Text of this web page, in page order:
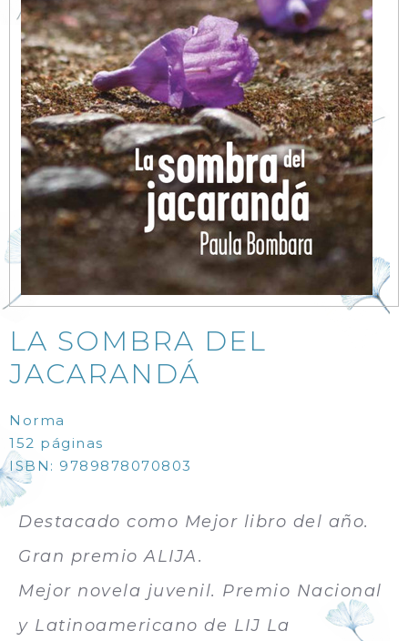
LA SOMBRA DEL
JACARANDÁ
Norma
152 páginas
ISBN: 9789878070803
Destacado como Mejor libro del año.
Gran premio ALIJA.
Mejor novela juvenil. Premio Nacional
y Latinoamericano de LIJ La